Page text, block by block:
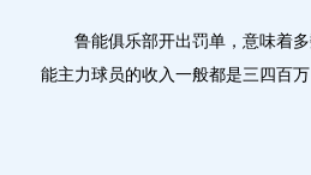
鲁能俱乐部开出罚单，意味着多
能主力球员的收入一般都是三四百